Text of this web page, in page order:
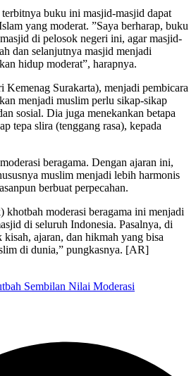
buku ini masjid-masjid dapat
yang moderat. ”Saya berharap, buku
di pelosok negeri ini, agar masjid-
dan selanjutnya masjid menjadi
hidup moderat”, harapnya.
Kemenag Surakarta), menjadi pembicara
menjadi muslim perlu sikap-sikap
sosial. Dia juga menekankan betapa
tepa slira (tenggang rasa), kepada
beragama. Dengan ajaran ini,
muslim menjadi lebih harmonis
berbuat perpecahan.
moderasi beragama ini menjadi
di seluruh Indonesia. Pasalnya, di
kisah, ajaran, dan hikmah yang bisa
di dunia,” pungkasnya. [AR]
Sembilan Nilai Moderasi